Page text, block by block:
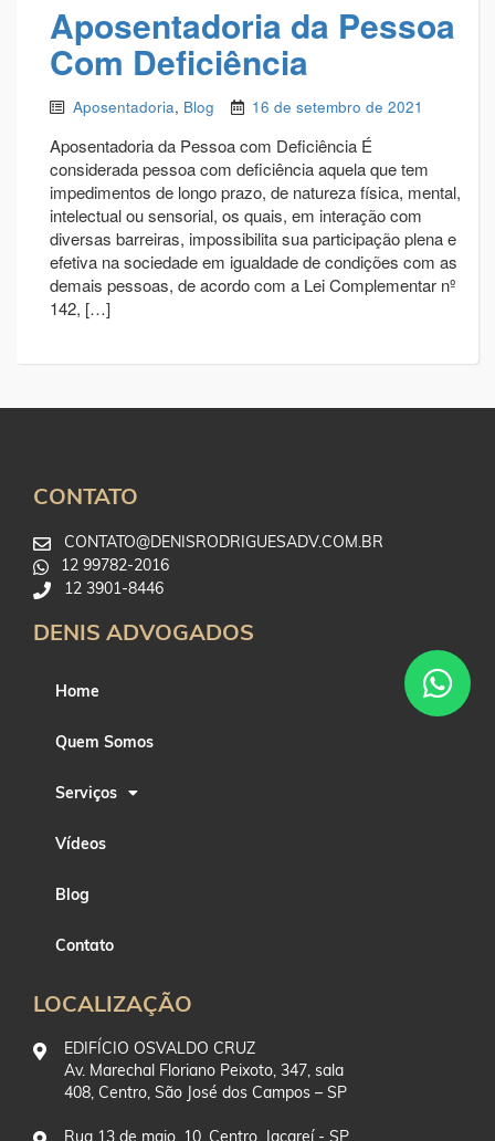
Aposentadoria da Pessoa
Com Deficiência
Aposentadoria, Blog 16 de setembro de 2021
Aposentadoria da Pessoa com Deficiência É
considerada pessoa com deficiência aquela que tem
impedimentos de longo prazo, de natureza física, mental,
intelectual ou sensorial, os quais, em interação com
diversas barreiras, impossibilita sua participação plena e
efetiva na sociedade em igualdade de condições com as
demais pessoas, de acordo com a Lei Complementar nº
142, […]
CONTATO
CONTATO@DENISRODRIGUESADV.COM.BR
12 99782-2016
12 3901-8446
DENIS ADVOGADOS
Home
Quem Somos
Serviços
Vídeos
Blog
Contato
LOCALIZAÇÃO
EDIFÍCIO OSVALDO CRUZ
Av. Marechal Floriano Peixoto, 347, sala
408, Centro, São José dos Campos – SP
Rua 13 de maio, 10, Centro, Jacareí - SP